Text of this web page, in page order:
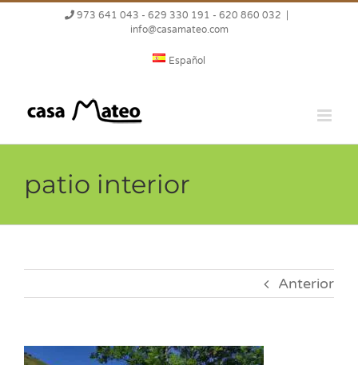
973 641 043 - 629 330 191 - 620 860 032
info@casamateo.com
Español
patio interior
Anterior